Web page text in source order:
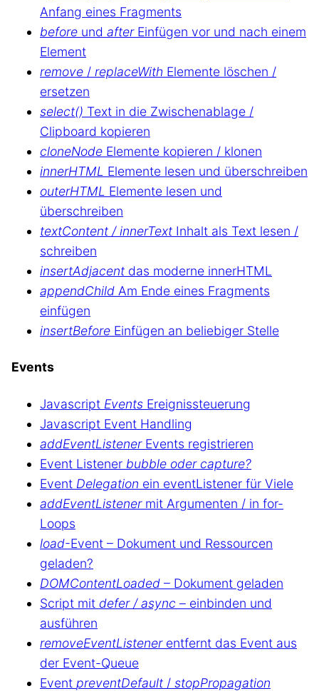
Anfang eines Fragments
before und afterEinfügen vor und nach einem
Element
remove / replaceWith Elemente löschen /
ersetzen
select() Text in die Zwischenablage /
Clipboard kopieren
cloneNode Elemente kopieren / klonen
innerHTML Elemente lesen und überschreiben
outerHTML Elemente lesen und
überschreiben
textContent / innerText Inhalt als Text lesen /
schreiben
insertAdjacent das moderne innerHTML
appendChild Am Ende eines Fragments
einfügen
insertBefore Einfügen an beliebiger Stelle
Events
Javascript Events Ereignissteuerung
Javascript Event Handling
addEventListenerEvents registrieren
Event Listener bubble oder capture?
Event Delegation ein eventListener für Viele
addEventListenermit Argumenten / in for-
Loops
load-Event – Dokument und Ressourcen
geladen?
DOMContentLoaded – Dokument geladen
Script mit defer / async – einbinden und
ausführen
removeEventListenerentfernt das Event aus
der Event-Queue
Event preventDefault / stopPropagation